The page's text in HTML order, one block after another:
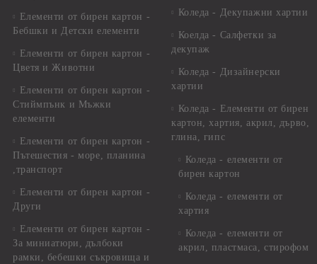
Елементи от бирен картон -
Бебшки и Детски елементи
Елементи от бирен картон -
Цветя и Животни
Елементи от бирен картон -
Стиймпънк и Мъжки
елементи
Елементи от бирен картон -
Пътешестия - море, планина
,транспорт
Елементи от бирен картон -
Други
Елементи от бирен картон -
За миниатюри, дълбоки
рамки, бебешки съкровища и
Коледа - Декупажни хартии
Коелда - Салфетки за
декупаж
Коледа - Дизайнерски
хартии
Коледа - Eлементи от бирен
картон, хартия, акрил, дърво,
глина, гипс
Коледа - елементи от
бирен картон
Коледа - елементи от
хартия
Коледа - елементи от
акрил, пластмаса, стирофом